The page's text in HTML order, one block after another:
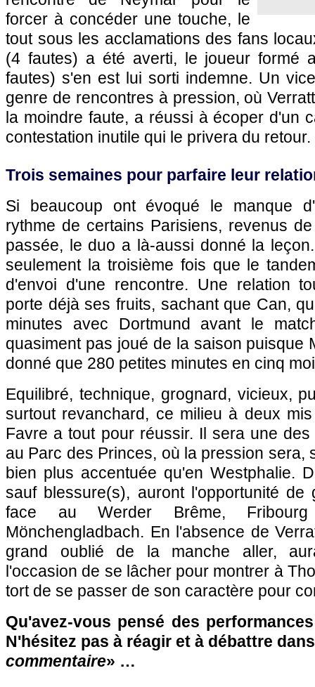
forcer à concéder une touche, le
tout sous les acclamations des fans
(4 fautes) a été averti, le joueur formé
fautes) s'en est lui sorti indemne. Un
genre de rencontres à pression, où
la moindre faute, a réussi à écoper d'un
contestation inutile qui le privera du retour.
Trois semaines pour parfaire leur
Si beaucoup ont évoqué le manque
rythme de certains Parisiens, revenus
passée, le duo a là-aussi donné la
seulement la troisième fois que le
d'envoi d'une rencontre. Une relation
porte déjà ses fruits, sachant que Can,
minutes avec Dortmund avant le
quasiment pas joué de la saison puisque
donné que 280 petites minutes en cinq
Equilibré, technique, grognard, vicieux,
surtout revanchard, ce milieu à deux
Favre a tout pour réussir. Il sera une
au Parc des Princes, où la pression sera,
bien plus accentuée qu'en Westphalie.
sauf blessure(s), auront l'opportunité de
face au Werder Brême,
Mönchengladbach. En l'absence de
grand oublié de la manche aller,
l'occasion de se lâcher pour montrer à
tort de se passer de son caractère pour
Qu'avez-vous pensé des
N'hésitez pas à réagir et à débattre
commentaire» …